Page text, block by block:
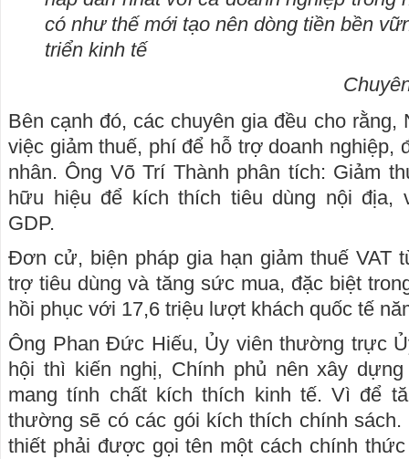
có như thế mới tạo nên dòng tiền bền
triển kinh tế
Bên cạnh đó, các chuyên gia đều cho
việc giảm thuế, phí để hỗ trợ doanh nghiệp,
nhân. Ông Võ Trí Thành phân tích: Giảm
hữu hiệu để kích thích tiêu dùng nội địa,
GDP.
Đơn cử, biện pháp gia hạn giảm thuế VAT
trợ tiêu dùng và tăng sức mua, đặc biệt
hồi phục với 17,6 triệu lượt khách quốc tế
Ông Phan Đức Hiếu, Ủy viên thường trực
hội thì kiến nghị, Chính phủ nên xây
mang tính chất kích thích kinh tế. Vì để
thường sẽ có các gói kích thích chính sách.
thiết phải được gọi tên một cách chính